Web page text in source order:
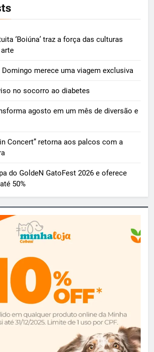
‘Boiúna’ traz a força das culturas
Domingo merece uma viagem exclusiva
no socorro ao diabetes
agosto em um mês de diversão e
Concert” retorna aos palcos com a
do GoldeN GatoFest 2026 e oferece
50%